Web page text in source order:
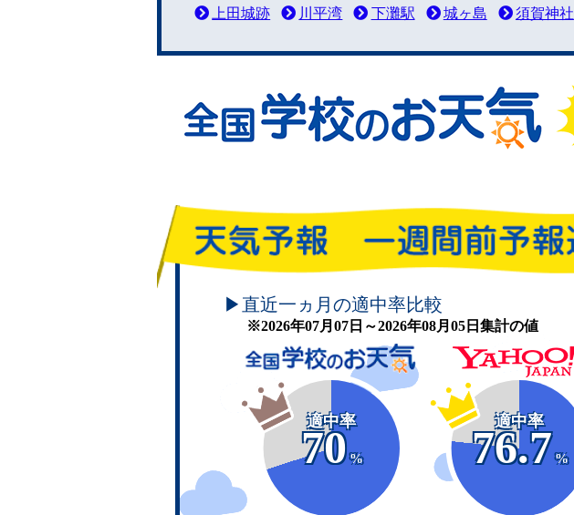
上田城跡
川平湾 下灘駅 城ヶ島 須賀神社
頑張れ！学校のお天気
▶直近一ヵ月の適中率比較
※2026年07月07日～2026年08月05日集計の値
適中率
70
%
適中率
76.7
%